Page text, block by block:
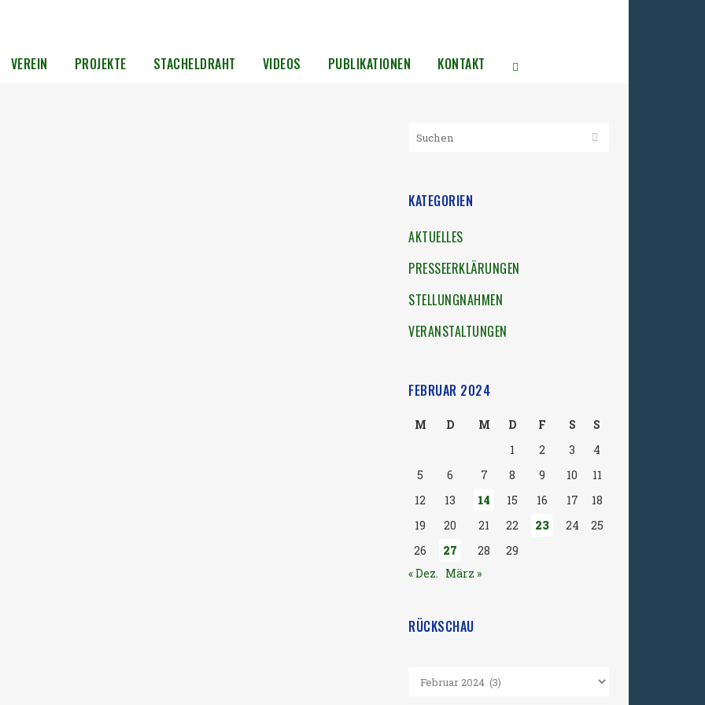
VEREIN PROJEKTE STACHELDRAHT VIDEOS PUBLIKATIONEN KONTAKT
KATEGORIEN
AKTUELLES
PRESSEERKLÄRUNGEN
STELLUNGNAHMEN
VERANSTALTUNGEN
FEBRUAR 2024
M D M D F S
S
1
2 3
4
5
6 7 8 9 10
11
12
13 14 15 16 17
18
19
20 21 22 23 24
25
26
27 28
29
« Dez. März »
RÜCKSCHAU